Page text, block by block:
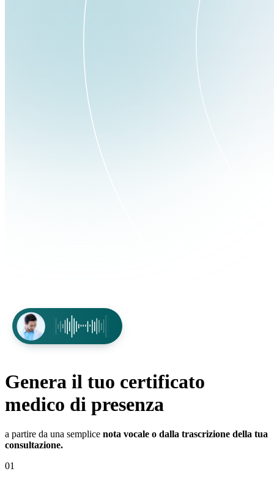
Genera il tuo certificato
medico di presenza
a partire da una semplice nota vocale o dalla trascrizione della tua
consultazione.
01